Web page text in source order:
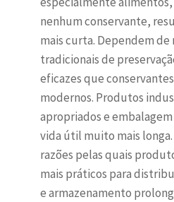
nenhum conservante,
mais curta. Dependem de
tradicionais de
eficazes que
modernos. Produtos
apropriados e
vida útil muito mais longa.
razões pelas quais
mais práticos para
e armazenamento